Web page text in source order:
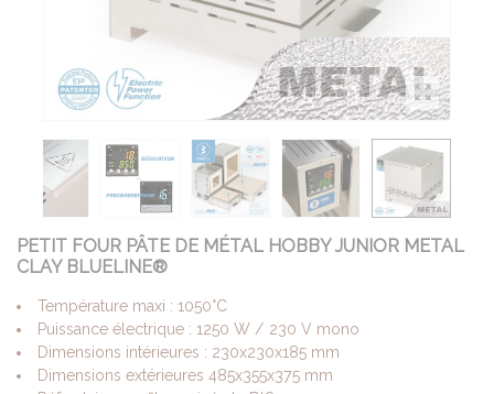
PETIT FOUR PÂTE DE MÉTAL HOBBY JUNIOR METAL
CLAY BLUELINE®
Température maxi : 1050°C
Puissance électrique : 1250 W / 230 V mono
Dimensions intérieures : 230x230x185 mm
Dimensions extérieures 485x355x375 mm